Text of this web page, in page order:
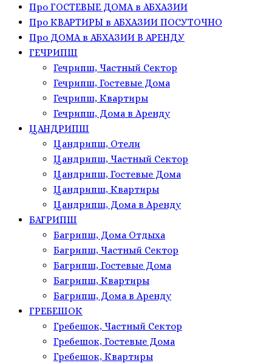
Про ГОСТЕВЫЕ ДОМА в АБХАЗИИ
Про КВАРТИРЫ в АБХАЗИИ ПОСУТОЧНО
Про ДОМА в АБХАЗИИ В АРЕНДУ
ГЕЧРИПШ
Гечрипш, Частный Сектор
Гечрипш, Гостевые Дома
Гечрипш, Квартиры
Гечрипш, Дома в Аренду
ЦАНДРИПШ
Цандрипш, Отели
Цандрипш, Частный Сектор
Цандрипш, Гостевые Дома
Цандрипш, Квартиры
Цандрипш, Дома в Аренду
БАГРИПШ
Багрипш, Дома Отдыха
Багрипш, Частный Сектор
Багрипш, Гостевые Дома
Багрипш, Квартиры
Багрипш, Дома в Аренду
ГРЕБЕШОК
Гребешок, Частный Сектор
Гребешок, Гостевые Дома
Гребешок, Квартиры